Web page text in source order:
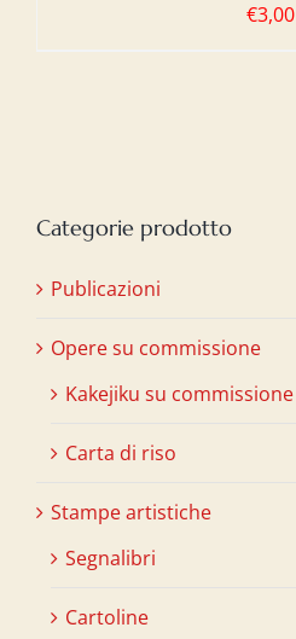
€3,00
Categorie prodotto
Publicazioni
Opere su commissione
Kakejiku su commissione
Carta di riso
Stampe artistiche
Segnalibri
Cartoline